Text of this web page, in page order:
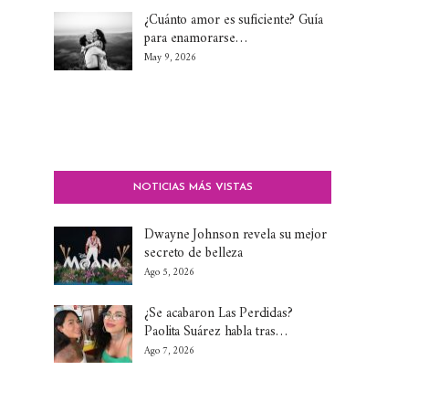
¿Cuánto amor es suficiente? Guía
para enamorarse…
May 9, 2026
NOTICIAS MÁS VISTAS
Dwayne Johnson revela su mejor
secreto de belleza
Ago 5, 2026
¿Se acabaron Las Perdidas?
Paolita Suárez habla tras…
Ago 7, 2026